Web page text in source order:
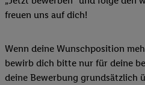
freuen uns auf dich!
Wenn deine Wunschposition
bewirb dich bitte nur für deine
deine Bewerbung grundsätzlich